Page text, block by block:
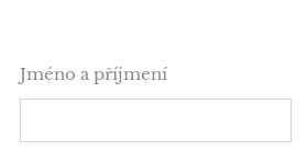
Jméno a příjmení